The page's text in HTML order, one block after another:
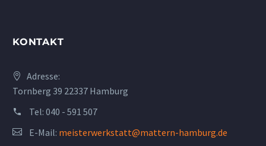
KONTAKT
Adresse:
Tornberg 39 22337 Hamburg
Tel: 040 - 591 507
E-Mail: meisterwerkstatt@mattern-hamburg.de